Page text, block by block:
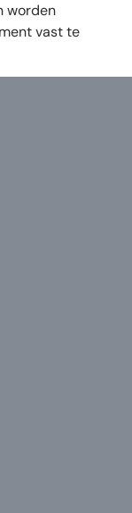
worden
vast te